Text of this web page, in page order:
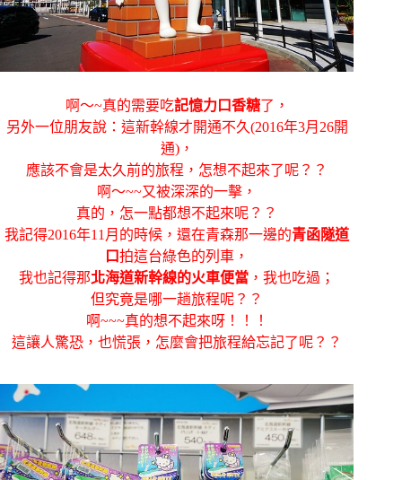
啊～~真的需要吃記憶力口香糖了，
另外一位朋友說：這新幹線才開通不久(2016年3月26開
通)，
應該不會是太久前的旅程，怎想不起來了呢？？
啊～~~又被深深的一擊，
真的，怎一點都想不起來呢？？
我記得2016年11月的時候，還在青森那一邊的青函隧道
口拍這台綠色的列車，
我也記得那北海道新幹線的火車便當 ，我也吃過；
但究竟是哪一趟旅程呢？？
啊~~~真的想不起來呀！！！
這讓人驚恐，也慌張，怎麼會把旅程給忘記了呢？？